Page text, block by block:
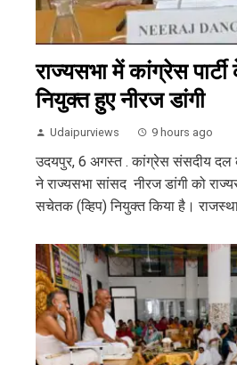
राज्यसभा में कांग्रेस
नियुक्त हुए नीरज डांगी
Udaipurviews 9 hours ago
उदयपुर, 6 अगस्त . कांग्रेस संसदीय दल
ने राज्यसभा सांसद नीरज डांगी को
सचेतक (व्हिप) नियुक्त किया है।